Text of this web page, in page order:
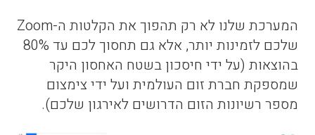
המערכת שלנו לא רק תהפוך את הקלטות ה-Zoom
שלכם לזמינות יותר, אלא גם תחסוך לכם עד 80%
בהוצאות (על ידי חיסכון בשטח האחסון היקר
שמספקת חברת זום העולמית ועל ידי צימצום
מספר רשיונות הזום הדרושים לאירגון שלכם).